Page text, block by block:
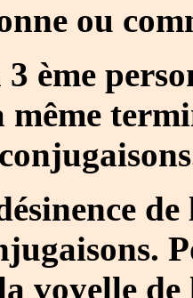
ou
même
de
voyelle